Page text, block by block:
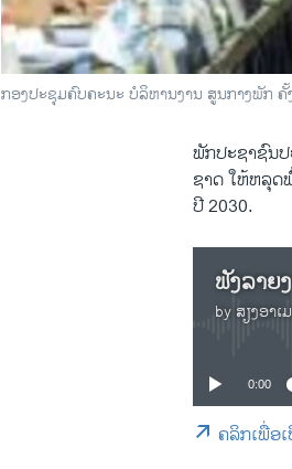
ກອງປະຊຸມຄົບຄະນະ ບໍລິຫານງານ ສູນກາງພັກ
ພັກປະຊາຊົນ
ຊາດ ໃຫ້ຫລຸດ
ປີ 2030.
by ສຽງອາ
0:00
ຄລິກເພື່ອ